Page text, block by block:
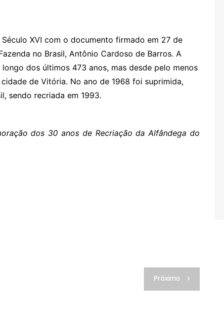
XVI com o documento firmado em 27 de
no Brasil, Antônio Cardoso de Barros. A
dos últimos 473 anos, mas desde pelo menos
de Vitória. No ano de 1968 foi suprimida,
sendo recriada em 1993.
dos 30 anos de Recriação da Alfândega do
Próximo